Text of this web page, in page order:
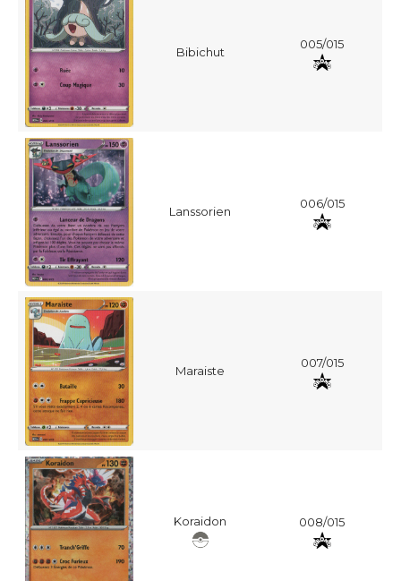
Bibichut
005/015
Lanssorien
006/015
Maraiste
007/015
Koraidon 008/015